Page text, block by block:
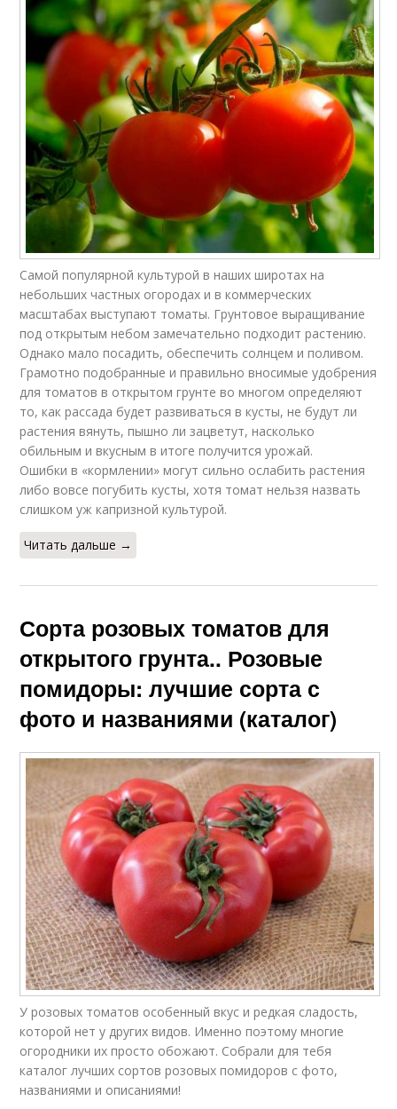
Самой популярной культурой в наших широтах на
небольших частных огородах и в коммерческих
масштабах выступают томаты. Грунтовое выращивание
под открытым небом замечательно подходит растению.
Однако мало посадить, обеспечить солнцем и поливом.
Грамотно подобранные и правильно вносимые удобрения
для томатов в открытом грунте во многом определяют
то, как рассада будет развиваться в кусты, не будут ли
растения вянуть, пышно ли зацветут, насколько
обильным и вкусным в итоге получится урожай.
Ошибки в «кормлении» могут сильно ослабить растения
либо вовсе погубить кусты, хотя томат нельзя назвать
слишком уж капризной культурой.
Читать дальше →
Сорта розовых томатов для
открытого грунта.. Розовые
помидоры: лучшие сорта с
фото и названиями (каталог)
У розовых томатов особенный вкус и редкая сладость,
которой нет у других видов. Именно поэтому многие
огородники их просто обожают. Собрали для тебя
каталог лучших сортов розовых помидоров с фото,
названиями и описаниями!